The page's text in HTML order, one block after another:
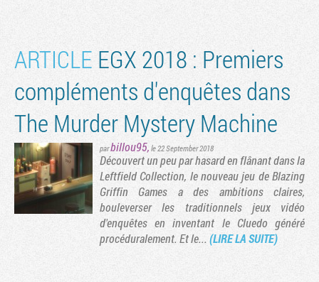
ARTICLE ​EGX 2018 : Premiers
compléments d'enquêtes dans
The Murder Mystery Machine
parbillou95, le 22 September 2018
Découvert un peu par hasard en flânant dans la
Leftfield Collection, le nouveau jeu de Blazing
Griffin Games a des ambitions claires,
bouleverser les traditionnels jeux vidéo
d'enquêtes en inventant le Cluedo généré
procéduralement. Et le... (LIRE LA SUITE)
Tribune